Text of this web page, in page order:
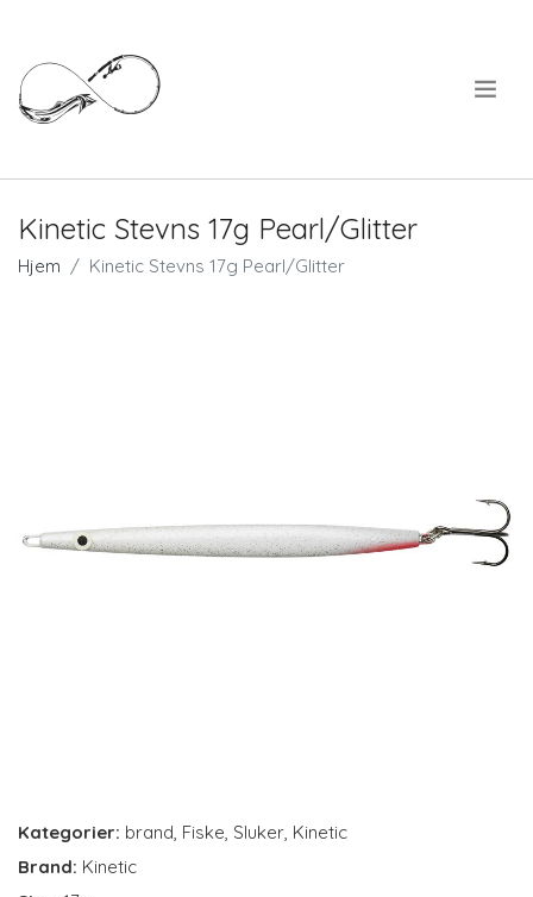
Kinetic Stevns 17g Pearl/Glitter
Hjem Kinetic Stevns 17g Pearl/Glitter
Kategorier: brand, Fiske, Sluker, Kinetic
Brand: Kinetic